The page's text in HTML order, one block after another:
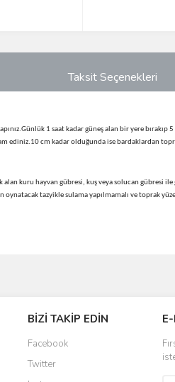
Taksit Seçenekleri
1 saat kadar güneş alan bir yere bırakıp
ediniz.10 cm kadar olduğunda ise bardaklardan
kuru hayvan gübresi, kuş veya solucan gübresi
tazyikle sulama yapılmamalı ve toprak
BİZİ TAKİP EDİN
Facebook
Twitter